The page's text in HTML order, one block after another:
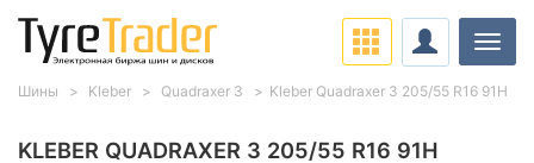
KLEBER QUADRAXER 3 205/55 R16 91H
Шины Kleber Quadraxer 3 Kleber Quadraxer 3 205/55 R16 91H